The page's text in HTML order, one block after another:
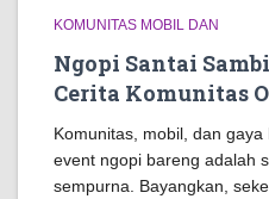
KOMUNITAS MOBIL DAN
Ngopi Santai
Cerita Komunitas
Komunitas, mobil, dan
event ngopi bareng adalah
sempurna. Bayangkan,